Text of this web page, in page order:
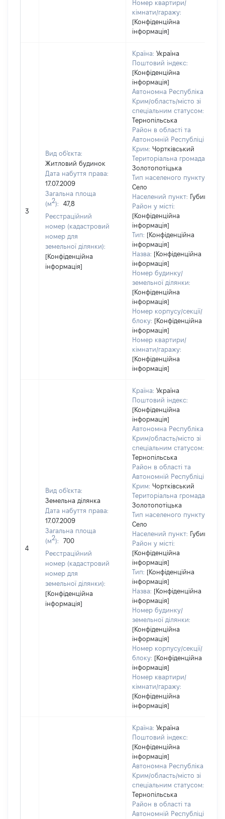
Номер квартири/
кімнати/гаражу:
[Конфіденційна
інформація]
3
Вид об'єкта:
Житловий будинок
Дата набуття права:
17.07.2009
Загальна площа
(м2):
47,8
Реєстраційний
номер (кадастровий
номер для
земельної ділянки):
[Конфіденційна
інформація]
Країна: Україна
Поштовий індекс:
[Конфіденційна
інформація]
Автономна Республіка
Крим/область/місто зі
спеціальним статусом:
Тернопільська
Район в області та
Автономній Республіці
Крим: Чортківський
Територіальна громада:
Золотопотіцька
Тип населеного пункту:
Село
Населений пункт: Губин
Район у місті:
[Конфіденційна
інформація]
Тип: [Конфіденційна
інформація]
Назва: [Конфіденційна
інформація]
Номер будинку/
земельної ділянки:
[Конфіденційна
інформація]
Номер корпусу/секції/
блоку: [Конфіденційна
інформація]
Номер квартири/
кімнати/гаражу:
[Конфіденційна
інформація]
4
Вид об'єкта:
Земельна ділянка
Дата набуття права:
17.07.2009
Загальна площа
(м2):
700
Реєстраційний
номер (кадастровий
номер для
земельної ділянки):
[Конфіденційна
інформація]
Країна: Україна
Поштовий індекс:
[Конфіденційна
інформація]
Автономна Республіка
Крим/область/місто зі
спеціальним статусом:
Тернопільська
Район в області та
Автономній Республіці
Крим: Чортківський
Територіальна громада:
Золотопотіцька
Тип населеного пункту:
Село
Населений пункт: Губин
Район у місті:
[Конфіденційна
інформація]
Тип: [Конфіденційна
інформація]
Назва: [Конфіденційна
інформація]
Номер будинку/
земельної ділянки:
[Конфіденційна
інформація]
Номер корпусу/секції/
блоку: [Конфіденційна
інформація]
Номер квартири/
кімнати/гаражу:
[Конфіденційна
інформація]
Країна: Україна
Поштовий індекс:
[Конфіденційна
інформація]
Автономна Республіка
Крим/область/місто зі
спеціальним статусом:
Тернопільська
Район в області та
Автономній Республіці